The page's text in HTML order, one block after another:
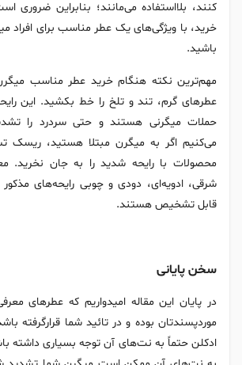
کنند، بلااستفاده می‌مانند؛ بنابراین ضروری
خرید، با ویژگی‌های یک عطر مناسب برای افراد
باشید.
مهم‌ترین نکته‌ هنگام خرید عطر مناسب
عطرهای گرم، تند و تلخ را خط بکشید. این
حملات میگرنی هستند و حتی سردرد را
می‌کنیم اگر به میگرن مبتلا هستید، ریسک
محصولات با رایحه شدید را به جان نخرید.
شرقی، ادویه‌ای، دودی و چوبی رایحه‌های مذکور
قابل تشخیص هستند.
سخن پایانی
در پایان این مقاله امیدواریم که عطرهای
موردپسندتان بوده و در تائید شما قرارگرفته
ادکلن حتماً به نت‌های آن توجه بسیاری داشته